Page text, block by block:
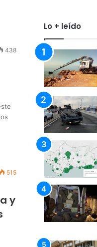
438
515
y
Lo + leído